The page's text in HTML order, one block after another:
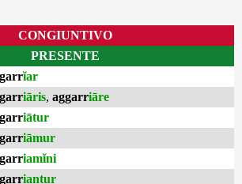
CONGIUNTIVO
PRESENTE
ĭar
iāris, aggarriāre
iātur
iāmur
iamĭni
iantur